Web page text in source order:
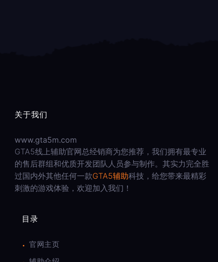
关于我们
www.gta5m.com
GTA5线上辅助官网总经销商为您推荐，我们拥有最专业
的售后群组和优质开发团队人员参与制作。其实力完全胜
过国内外其他任何一款GTA5辅助科技，给您带来最精彩
刺激的游戏体验，欢迎加入我们！
目录
官网主页